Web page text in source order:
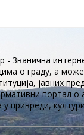
- Званична
о граду, а
јавних
портал о
привреди,